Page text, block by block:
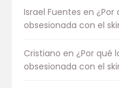
Israel Fuentes en ¿Por
obsesionada con el
Cristiano en ¿Por qué
obsesionada con el